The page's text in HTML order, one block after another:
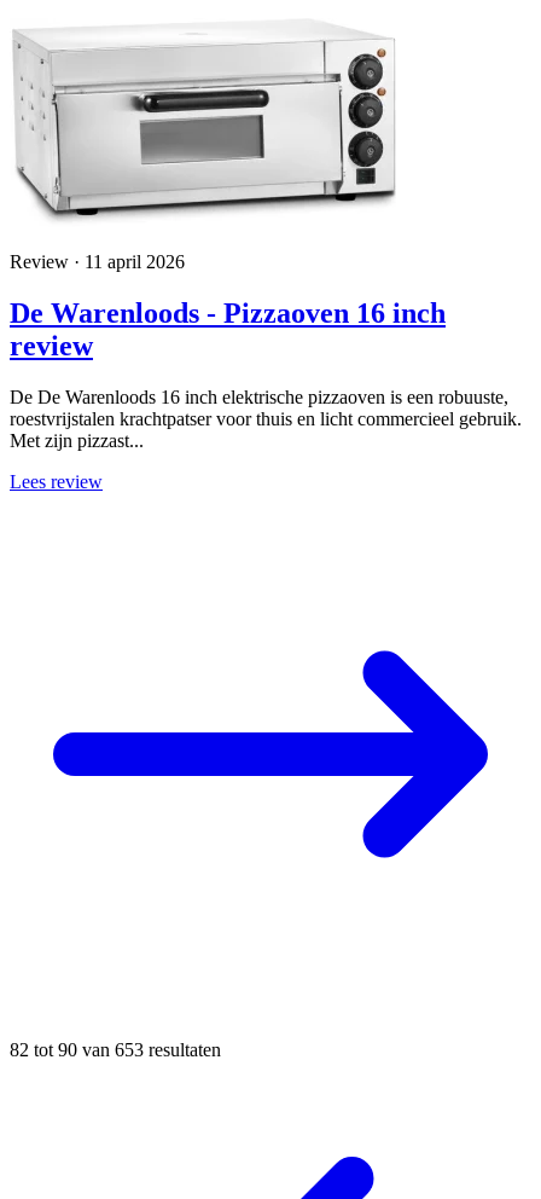
Review · 11 april 2026
De Warenloods - Pizzaoven 16 inch
review
De De Warenloods 16 inch elektrische pizzaoven is een robuuste,
roestvrijstalen krachtpatser voor thuis en licht commercieel gebruik.
Met zijn pizzast...
Lees review
82 tot 90 van 653 resultaten